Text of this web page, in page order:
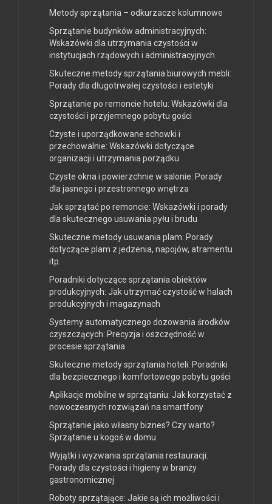
Metody sprzątania – odkurzacze kolumnowe
Sprzątanie budynków administracyjnych:
Wskazówki dla utrzymania czystości w
instytucjach rządowych i administracyjnych
Skuteczne metody sprzątania biurowych mebli:
Porady dla długotrwałej czystości i estetyki
Sprzątanie po remoncie hotelu: Wskazówki dla
czystości i przyjemnego pobytu gości
Czyste i uporządkowane schowki i
przechowalnie: Wskazówki dotyczące
organizacji i utrzymania porządku
Czyste okna i powierzchnie w salonie: Porady
dla jasnego i przestronnego wnętrza
Jak sprzątać po remoncie: Wskazówki i porady
dla skutecznego usuwania pyłu i brudu
Skuteczne metody usuwania plam: Porady
dotyczące plam z jedzenia, napojów, atramentu
itp.
Poradniki dotyczące sprzątania obiektów
produkcyjnych: Jak utrzymać czystość w halach
produkcyjnych i magazynach
Systemy automatycznego dozowania środków
czyszczących: Precyzja i oszczędność w
procesie sprzątania
Skuteczne metody sprzątania hoteli: Poradniki
dla bezpiecznego i komfortowego pobytu gości
Aplikacje mobilne w sprzątaniu: Jak korzystać z
nowoczesnych rozwiązań na smartfony
Sprzątanie jako własny biznes? Czy warto?
Sprzątanie u kogoś w domu
Wyjątki i wyzwania sprzątania restauracji:
Porady dla czystości i higieny w branży
gastronomicznej
Roboty sprzątające: Jakie są ich możliwości i